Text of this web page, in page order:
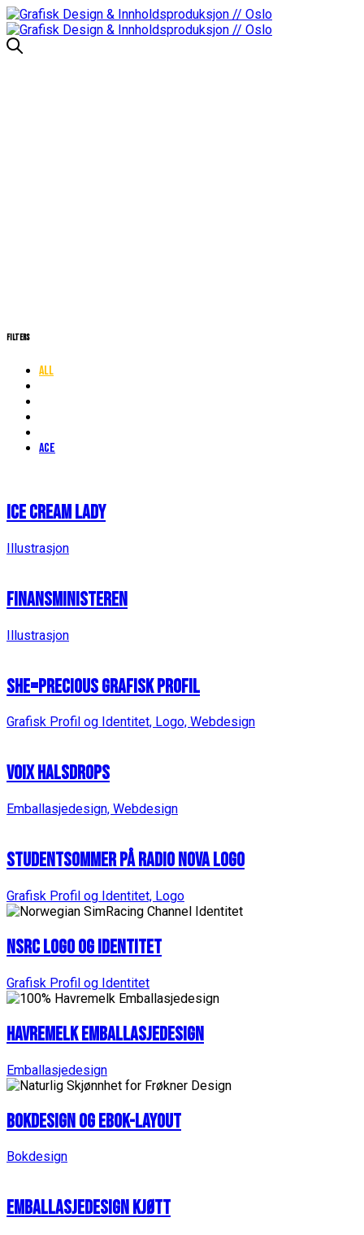
Filters
All
ace
Ice cream lady
Illustrasjon
Finansministeren
Illustrasjon
She=precious Grafisk Profil
Grafisk Profil og Identitet, Logo, Webdesign
Voix Halsdrops
Emballasjedesign, Webdesign
Studentsommer på Radio Nova Logo
Grafisk Profil og Identitet, Logo
NSRC Logo og Identitet
Grafisk Profil og Identitet
Havremelk Emballasjedesign
Emballasjedesign
Bokdesign og eBok-layout
Bokdesign
Emballasjedesign Kjøtt